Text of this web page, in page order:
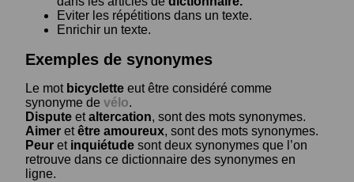
Eviter les répétitions dans un texte.
Enrichir un texte.
Exemples de synonymes
Le mot bicyclette eut être considéré comme
synonyme de vélo.
Dispute etaltercation, sont des mots synonymes.
Aimer etêtre amoureux, sont des mots synonymes.
Peur et inquiétude sont deux synonymes que l’on
retrouve dans ce dictionnaire des synonymes en
ligne.